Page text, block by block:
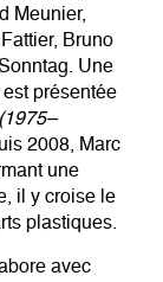
Meunier,
Bruno
Une
présentée
2008, Marc
une
il y croise le
plastiques.
avec